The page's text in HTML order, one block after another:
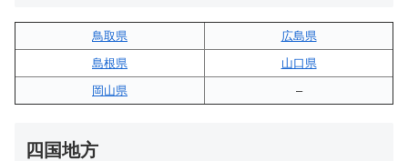
鳥取県
広島県
島根県
山口県
岡山県
–
四国地方